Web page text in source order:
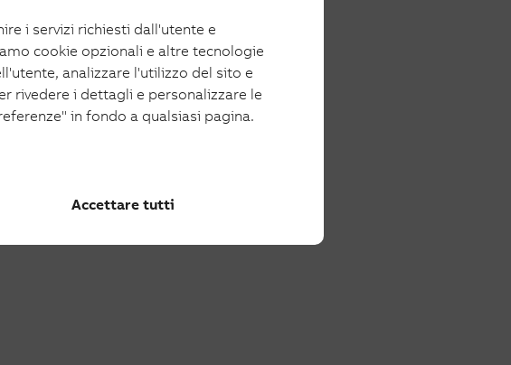
i servizi richiesti dall'utente e
cookie opzionali e altre tecnologie
analizzare l'utilizzo del sito e
rivedere i dettagli e personalizzare le
in fondo a qualsiasi pagina.
Accettare tutti